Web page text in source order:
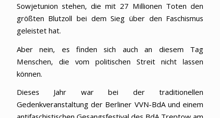
Sowjetunion stehen, die mit 27 Millionen Toten den
größten Blutzoll bei dem Sieg über den Faschismus
geleistet hat.
Aber nein, es finden sich auch an diesem Tag
Menschen, die vom politischen Streit nicht lassen
können.
Dieses Jahr war bei der traditionellen
Gedenkveranstaltung der Berliner VVN-BdA und einem